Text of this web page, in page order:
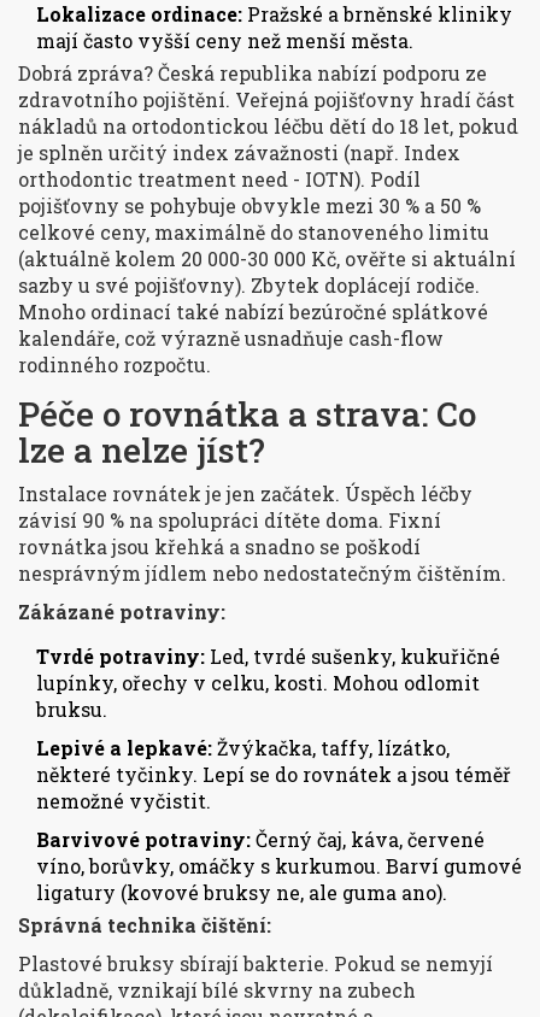
Lokalizace ordinace: Pražské a brněnské kliniky
mají často vyšší ceny než menší města.
Dobrá zpráva? Česká republika nabízí podporu ze
zdravotního pojištění. Veřejná pojišťovny hradí část
nákladů na ortodontickou léčbu dětí do 18 let, pokud
je splněn určitý index závažnosti (např. Index
orthodontic treatment need - IOTN). Podíl
pojišťovny se pohybuje obvykle mezi 30 % a 50 %
celkové ceny, maximálně do stanoveného limitu
(aktuálně kolem 20 000-30 000 Kč, ověřte si aktuální
sazby u své pojišťovny). Zbytek doplácejí rodiče.
Mnoho ordinací také nabízí bezúročné splátkové
kalendáře, což výrazně usnadňuje cash-flow
rodinného rozpočtu.
Péče o rovnátka a strava: Co
lze a nelze jíst?
Instalace rovnátek je jen začátek. Úspěch léčby
závisí 90 % na spolupráci dítěte doma. Fixní
rovnátka jsou křehká a snadno se poškodí
nesprávným jídlem nebo nedostatečným čištěním.
Zákázané potraviny:
Tvrdé potraviny: Led, tvrdé sušenky, kukuřičné
lupínky, ořechy v celku, kosti. Mohou odlomit
bruksu.
Lepivé a lepkavé:Žvýkačka, taffy, lízátko,
některé tyčinky. Lepí se do rovnátek a jsou téměř
nemožné vyčistit.
Barvivové potraviny:Černý čaj, káva, červené
víno, borůvky, omáčky s kurkumou. Barví gumové
ligatury (kovové bruksy ne, ale guma ano).
Správná technika čištění:
Plastové bruksy sbírají bakterie. Pokud se nemyjí
důkladně, vznikají bílé skvrny na zubech